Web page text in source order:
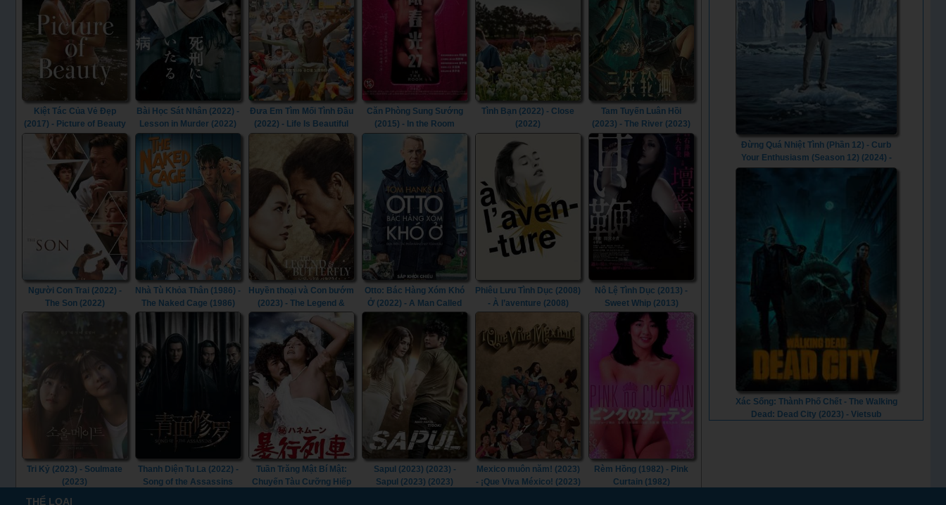
Kiệt Tác Của Vẻ Đẹp
(2017) - Picture of Beauty
(2017)
Bài Học Sát Nhân (2022) -
Lesson in Murder (2022)
Đưa Em Tìm Mối Tình Đầu
(2022) - Life Is Beautiful
(2022)
Căn Phòng Sung Sướng
(2015) - In the Room
(2015)
Tình Bạn (2022) - Close
(2022)
Tam Tuyến Luân Hồi
(2023) - The River (2023)
Người Con Trai (2022) -
The Son (2022)
Nhà Tù Khỏa Thân (1986) -
The Naked Cage (1986)
Huyền thoại và Con bướm
(2023) - The Legend &
Butterfly (2023)
Otto: Bác Hàng Xóm Khó
Ở (2022) - A Man Called
Phiêu Lưu Tình Dục (2008)
- À l’aventure (2008)
Nô Lệ Tình Dục (2013) -
Sweet Whip (2013)
Tri Kỷ (2023) - Soulmate
(2023)
Thanh Diện Tu La (2022) -
Song of the Assassins
Tuần Trăng Mật Bí Mật:
Chuyến Tàu Cưỡng Hiếp
Sapul (2023) (2023) -
Sapul (2023) (2023)
Mexico muôn năm! (2023)
- ¡Que Viva México! (2023)
Rèm Hồng (1982) - Pink
Curtain (1982)
Đừng Quá Nhiệt Tình (Phần 12) - Curb
Your Enthusiasm (Season 12) (2024) -
Vietsub
Xác Sống: Thành Phố Chết - The Walking
Dead: Dead City (2023) - Vietsub
THỂ LOẠI